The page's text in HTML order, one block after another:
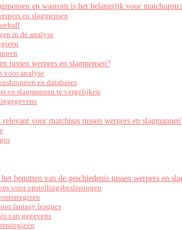
en waarom is het belangrijk voor
en slagmensen
in de analyse
tussen werpers en slagmensen?
voor analyse
en databases
en slagmannen te vergelijken
voor matchups tussen werpers en
benutten van de geschiedenis tussen werpers en
voor opstellingsbeslissingen
fantasy leagues
van gegevens